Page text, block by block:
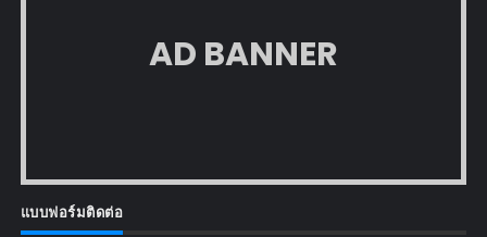
AD BANNER
แบบฟอร์มติดต่อ